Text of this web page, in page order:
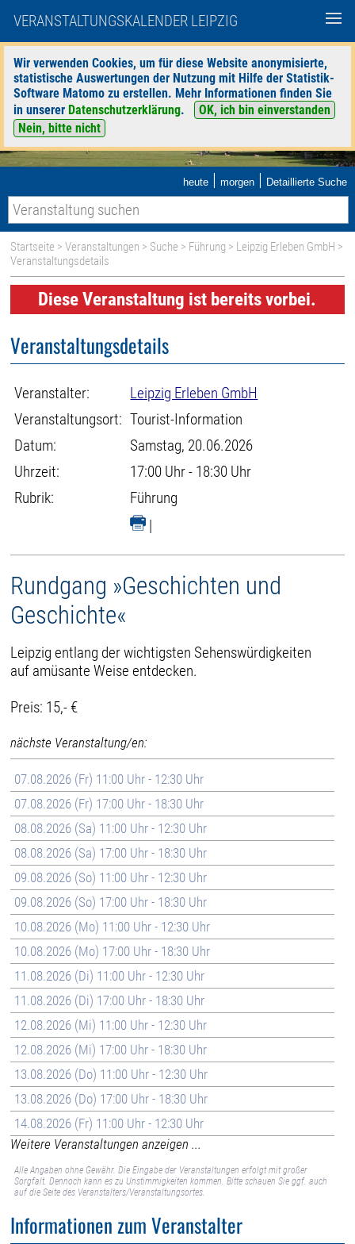
VERANSTALTUNGSKALENDER LEIPZIG
Wir verwenden Cookies, um für diese Website anonymisierte,
statistische Auswertungen der Nutzung mit Hilfe der Statistik-
Software Matomo zu erstellen. Mehr Informationen finden Sie
in unserer Datenschutzerklärung.
OK, ich bin einverstanden
Nein, bitte nicht
heute | morgen | Detaillierte Suche
Startseite >Veranstaltungen > Suche > Führung > Leipzig Erleben GmbH >
Veranstaltungsdetails
Diese Veranstaltung ist bereits vorbei.
Veranstaltungsdetails
Veranstalter:
Leipzig Erleben GmbH
Veranstaltungsort: Tourist-Information
Datum:
Samstag, 20.06.2026
Uhrzeit:
17:00 Uhr - 18:30 Uhr
Rubrik:
Führung
|
Rundgang »Geschichten und
Geschichte«
Leipzig entlang der wichtigsten Sehenswürdigkeiten
auf amüsante Weise entdecken.
Preis: 15,- €
nächste Veranstaltung/en:
07.08.2026 (Fr) 11:00 Uhr - 12:30 Uhr
07.08.2026 (Fr) 17:00 Uhr - 18:30 Uhr
08.08.2026 (Sa) 11:00 Uhr - 12:30 Uhr
08.08.2026 (Sa) 17:00 Uhr - 18:30 Uhr
09.08.2026 (So) 11:00 Uhr - 12:30 Uhr
09.08.2026 (So) 17:00 Uhr - 18:30 Uhr
10.08.2026 (Mo) 11:00 Uhr - 12:30 Uhr
10.08.2026 (Mo) 17:00 Uhr - 18:30 Uhr
11.08.2026 (Di) 11:00 Uhr - 12:30 Uhr
11.08.2026 (Di) 17:00 Uhr - 18:30 Uhr
12.08.2026 (Mi) 11:00 Uhr - 12:30 Uhr
12.08.2026 (Mi) 17:00 Uhr - 18:30 Uhr
13.08.2026 (Do) 11:00 Uhr - 12:30 Uhr
13.08.2026 (Do) 17:00 Uhr - 18:30 Uhr
14.08.2026 (Fr) 11:00 Uhr - 12:30 Uhr
Weitere Veranstaltungen anzeigen ...
Alle Angaben ohne Gewähr. Die Eingabe der Veranstaltungen erfolgt mit großer
Sorgfalt. Dennoch kann es zu Unstimmigkeiten kommen. Bitte schauen Sie ggf. auch
auf die Seite des Veranstalters/Veranstaltungsortes.
Informationen zum Veranstalter